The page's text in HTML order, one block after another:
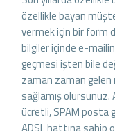
özellikle bayan
vermek için bir form
bilgiler içinde e-
geçmesi işten bile
zaman zaman
sağlamış
ücretli, SPAM posta